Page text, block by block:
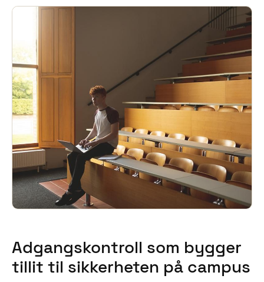
France
Netherlands
Nederlands English
Belgium
Français
English
Spain
Portugal
Português
Italiano
Adgangskontroll som bygger
tillit til sikkerheten på campus